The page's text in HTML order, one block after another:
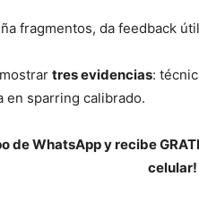
fragmentos, da feedback
tres evidencias:
en sparring calibrado.
de WhatsApp y recibe
celular!